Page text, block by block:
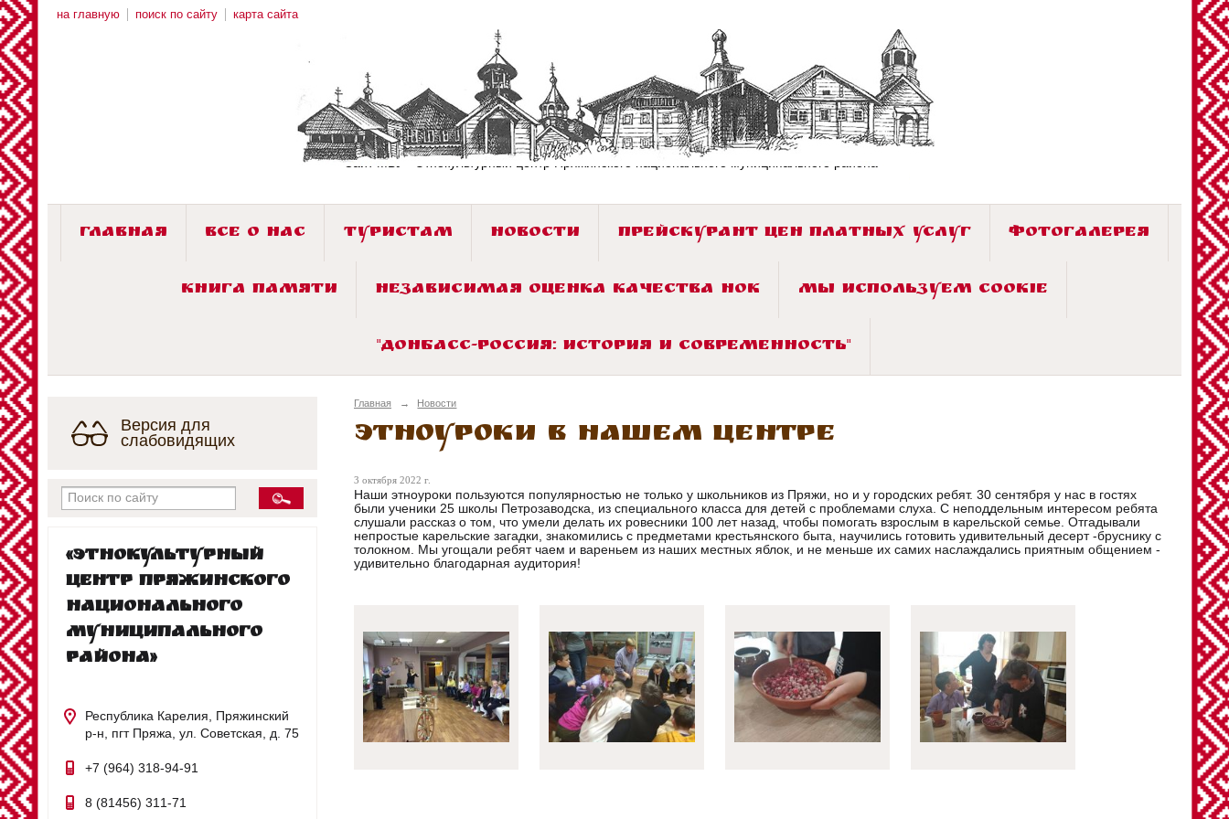
на главную поиск по сайту карта сайта
Сайт МБУ «Этнокультурный центр Пряжинского национального муниципального района»
ГЛАВНАЯ ВСЕ О НАС ТУРИСТАМ НОВОСТИ ПРЕЙСКУРАНТ ЦЕН ПЛАТНЫХ УСЛУГ ФОТОГАЛЕРЕЯ
КНИГА ПАМЯТИ НЕЗАВИСИМАЯ ОЦЕНКА КАЧЕСТВА НОК МЫ ИСПОЛЬЗУЕМ COOKIE
"ДОНБАСС-РОССИЯ: ИСТОРИЯ И СОВРЕМЕННОСТЬ"
Версия для
слабовидящих
«Этнокультурный
центр Пряжинского
национального
муниципального
района»
Республика Карелия, Пряжинский
р-н, пгт Пряжа, ул. Советская, д. 75
+7 (964) 318-94-91
8 (81456) 311-71
Главная → Новости
Этноуроки в нашем центре
3 октября 2022 г.
Наши этноуроки пользуются популярностью не только у школьников из Пряжи, но и у городских ребят. 30 сентября у нас в гостях
были ученики 25 школы Петрозаводска, из специального класса для детей с проблемами слуха. С неподдельным интересом ребята
слушали рассказ о том, что умели делать их ровесники 100 лет назад, чтобы помогать взрослым в карельской семье. Отгадывали
непростые карельские загадки, знакомились с предметами крестьянского быта, научились готовить удивительный десерт -бруснику с
толокном. Мы угощали ребят чаем и вареньем из наших местных яблок, и не меньше их самих наслаждались приятным общением -
удивительно благодарная аудитория!